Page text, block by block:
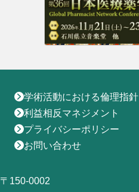
English
学術活動における倫理指針
利益相反マネジメント
プライバシーポリシー
お問い合わせ
〒150-0002